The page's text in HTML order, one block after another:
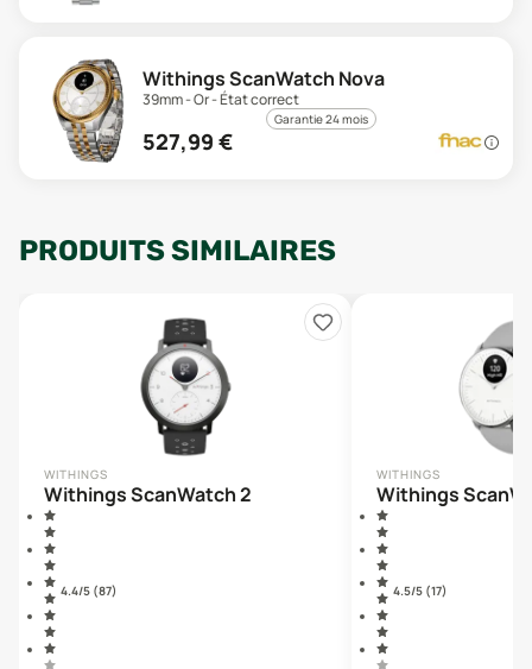
Withings ScanWatch Nova
39mm - Or - État correct
Garantie 24 mois
527,99 €
PRODUITS SIMILAIRES
WITHINGS
Withings ScanWatch 2
4.4/5 (87)
WITHINGS
Withings
4.5/5 (17)